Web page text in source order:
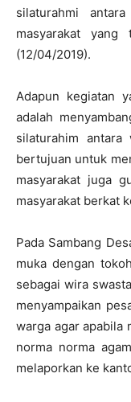
silaturahmi
masyarakat
(12/04/2019).
Adapun kegiatan
adalah
silaturahim
bertujuan untuk
masyarakat juga
masyarakat berkat
Pada Sambang
muka dengan
sebagai wira
menyampaikan
warga agar apabila
norma norma
melaporkan ke